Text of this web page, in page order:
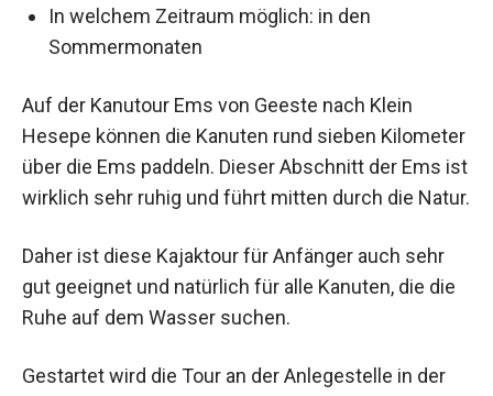
In welchem Zeitraum möglich: in den
Sommermonaten
Auf der Kanutour Ems von Geeste nach Klein
Hesepe können die Kanuten rund sieben Kilometer
über die Ems paddeln. Dieser Abschnitt der Ems ist
wirklich sehr ruhig und führt mitten durch die Natur.
Daher ist diese Kajaktour für Anfänger auch sehr
gut geeignet und natürlich für alle Kanuten, die die
Ruhe auf dem Wasser suchen.
Gestartet wird die Tour an der Anlegestelle in der